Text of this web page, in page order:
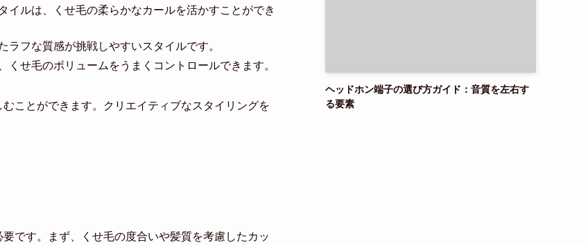
イルは、くせ毛の柔らかなカールを活かすことができ
フな質感が挑戦しやすいスタイルです。
せ毛のボリュームをうまくコントロールできます。
ことができます。クリエイティブなスタイリングを
です。まず、くせ毛の度合いや髪質を考慮したカッ
ヘッドホン端子の選び方ガイド：音質を左右す
る要素